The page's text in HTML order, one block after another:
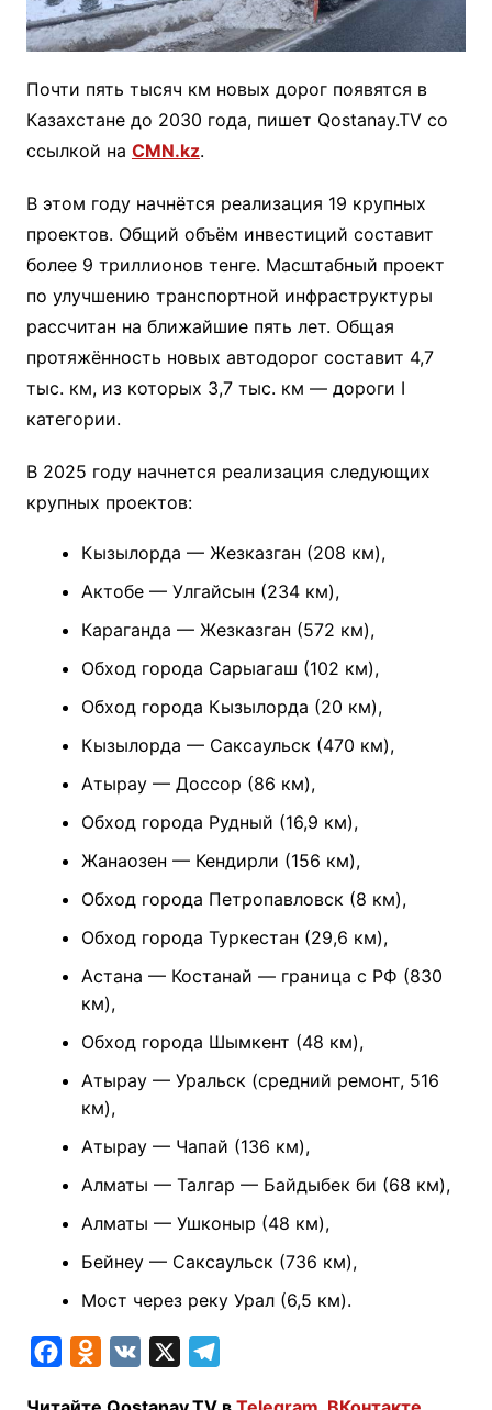
Почти пять тысяч км новых дорог появятся в
Казахстане до 2030 года, пишет Qostanay.TV со
ссылкой на CMN.kz.
В этом году начнётся реализация 19 крупных
проектов. Общий объём инвестиций составит
более 9 триллионов тенге. Масштабный проект
по улучшению транспортной инфраструктуры
рассчитан на ближайшие пять лет. Общая
протяжённость новых автодорог составит 4,7
тыс. км, из которых 3,7 тыс. км — дороги I
категории.
В 2025 году начнется реализация следующих
крупных проектов:
Кызылорда — Жезказган (208 км),
Актобе — Улгайсын (234 км),
Караганда — Жезказган (572 км),
Обход города Сарыагаш (102 км),
Обход города Кызылорда (20 км),
Кызылорда — Саксаульск (470 км),
Атырау — Доссор (86 км),
Обход города Рудный (16,9 км),
Жанаозен — Кендирли (156 км),
Обход города Петропавловск (8 км),
Обход города Туркестан (29,6 км),
Астана — Костанай — граница с РФ (830
км),
Обход города Шымкент (48 км),
Атырау — Уральск (средний ремонт, 516
км),
Атырау — Чапай (136 км),
Алматы — Талгар — Байдыбек би (68 км),
Алматы — Ушконыр (48 км),
Бейнеу — Саксаульск (736 км),
Мост через реку Урал (6,5 км).